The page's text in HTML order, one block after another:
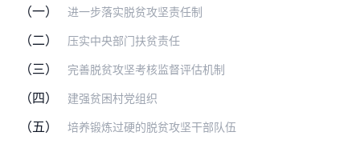
（一）
进一步落实脱贫攻坚责任制
（二） 压实中央部门扶贫责任
（三） 完善脱贫攻坚考核监督评估机制
（四） 建强贫困村党组织
（五） 培养锻炼过硬的脱贫攻坚干部队伍